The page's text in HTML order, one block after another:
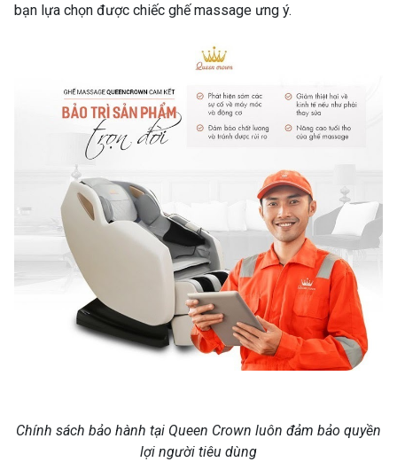
bạn lựa chọn được chiếc ghế massage ưng ý.
Chính sách bảo hành tại Queen Crown luôn đảm bảo quyền
lợi người tiêu dùng